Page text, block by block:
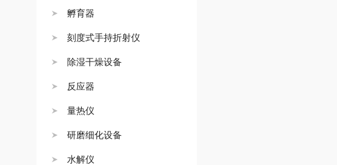
孵育器
刻度式手持折射仪
除湿干燥设备
反应器
量热仪
研磨细化设备
水解仪